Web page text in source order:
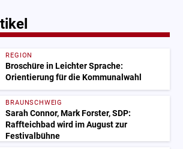
REGION
Broschüre in Leichter Sprache:
Orientierung für die Kommunalwahl
BRAUNSCHWEIG
Sarah Connor, Mark Forster, SDP:
Raffteichbad wird im August zur
Festivalbühne